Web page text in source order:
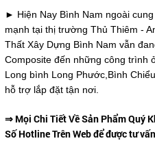
► Hiện Nay Bình Nam ngoài
mạnh tại thị trường Thủ Thiêm -
Thất Xây Dựng Bình Nam vẫn
Composite đến những công trình
Long bình Long Phước,Bình
hỗ trợ lắp đặt tận nơi.
⇒ Mọi Chi Tiết Về Sản Phẩm Quý
Số Hotline Trên Web để được tư